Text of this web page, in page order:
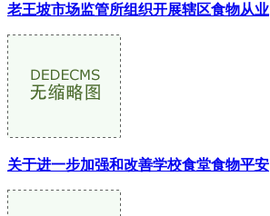
老王坡市场监管所组织开展辖区食物从业
关于进一步加强和改善学校食堂食物平安